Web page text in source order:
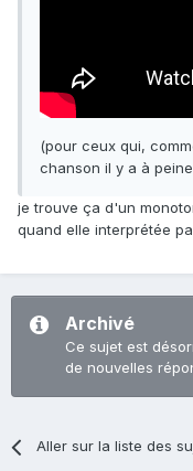
(pour ceux qui,
chanson il y a à
je trouve ça d'un
quand elle interprétée
Archivé
Ce sujet est
de nouvelles
Aller sur la liste des